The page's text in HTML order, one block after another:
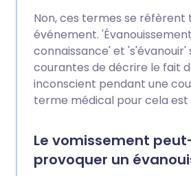
Non, ces termes se réfèrent
événement.
connaissance' et 's'évanouir'
courantes de décrire le fait
inconscient pendant une
terme médical pour cela est
Le vomissement
provoquer un